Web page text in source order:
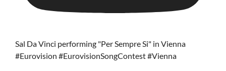
Sal Da Vinci performing "Per Sempre Si" in Vienna
#Eurovision #EurovisionSongContest #Vienna